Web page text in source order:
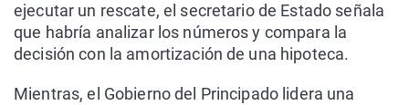
ejecutar un rescate, el secretario de Estado señala
que habría analizar los números y compara la
decisión con la amortización de una hipoteca.
Mientras, el Gobierno del Principado lidera una